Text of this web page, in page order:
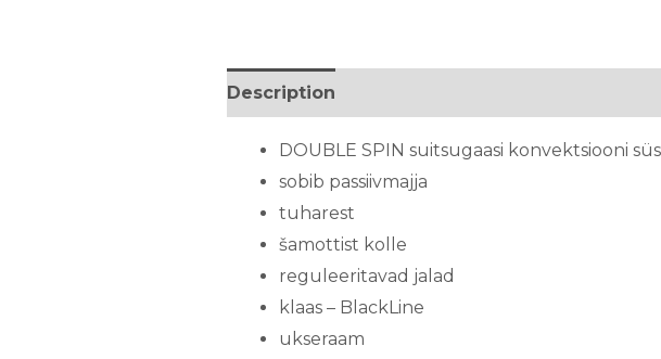
Description
DOUBLE SPIN suitsugaasi konvektsiooni
sobib passiivmajja
tuharest
šamottist kolle
reguleeritavad jalad
klaas – BlackLine
ukseraam